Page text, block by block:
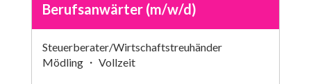
Berufsanwärter (m/w/d)
Steuerberater/Wirtschaftstreuhänder
Mödling ・ Vollzeit